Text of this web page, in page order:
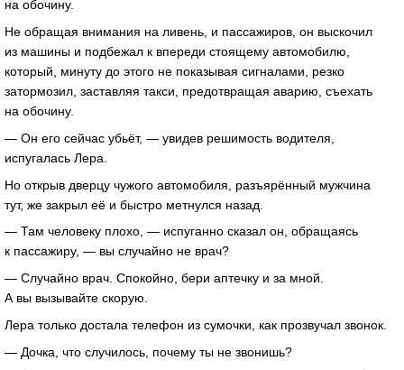
на обочину.
Не обращая внимания на ливень, и пассажиров, он выскочил
из машины и подбежал к впереди стоящему автомобилю,
который, минуту до этого не показывая сигналами, резко
затормозил, заставляя такси, предотвращая аварию, съехать
на обочину.
— Он его сейчас убьёт, — увидев решимость водителя,
испугалась Лера.
Но открыв дверцу чужого автомобиля, разъярённый мужчина
тут, же закрыл её и быстро метнулся назад.
— Там человеку плохо, — испуганно сказал он, обращаясь
к пассажиру, — вы случайно не врач?
— Случайно врач. Спокойно, бери аптечку и за мной.
А вы вызывайте скорую.
Лера только достала телефон из сумочки, как прозвучал звонок.
— Дочка, что случилось, почему ты не звонишь?